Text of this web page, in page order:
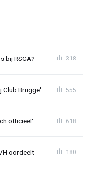
bij RSCA? 318
Club Brugge' 555
officieel' 618
oordeelt 180